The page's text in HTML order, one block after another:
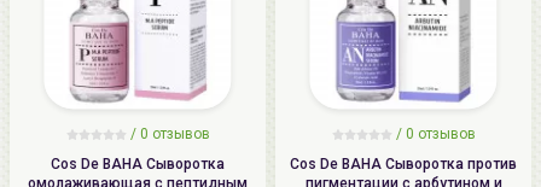
/ 0 отзывов
Cos De BAHA Сыворотка
омолаживающая с пептидным
/ 0 отзывов
Cos De BAHA Сыворотка против
пигментации с арбутином и